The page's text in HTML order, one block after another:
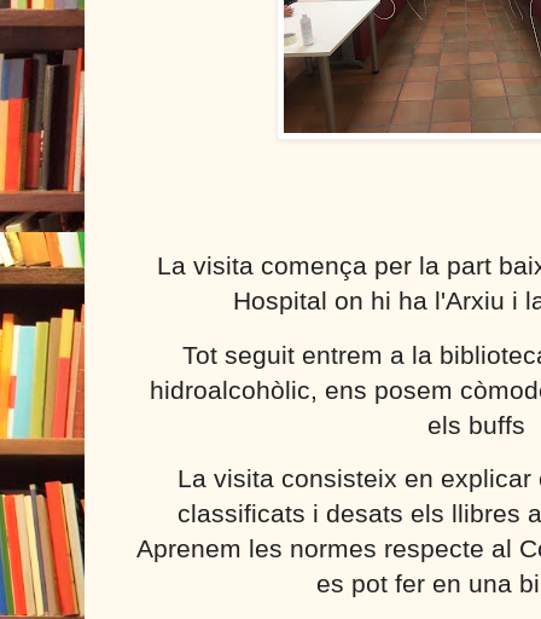
La visita comença per la part
Hospital on hi ha l'Arxiu i
Tot seguit entrem a la
hidroalcohòlic, ens posem
els buffs
La visita consisteix en
classificats i desats els llibres
Aprenem les normes respecte al
es pot fer en una